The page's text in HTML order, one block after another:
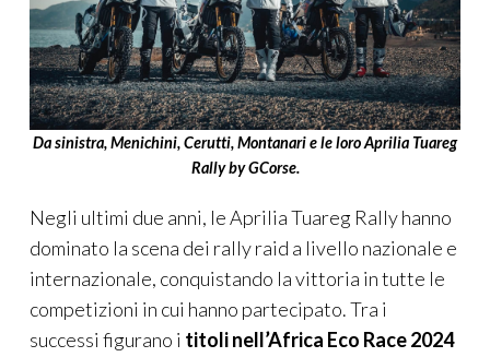
Da sinistra, Menichini, Cerutti, Montanari e le loro Aprilia Tuareg
Rally by GCorse.
Negli ultimi due anni, le Aprilia Tuareg Rally hanno
dominato la scena dei rally raid a livello nazionale e
internazionale, conquistando la vittoria in tutte le
competizioni in cui hanno partecipato. Tra i
successi figurano i titoli nell’Africa Eco Race 2024